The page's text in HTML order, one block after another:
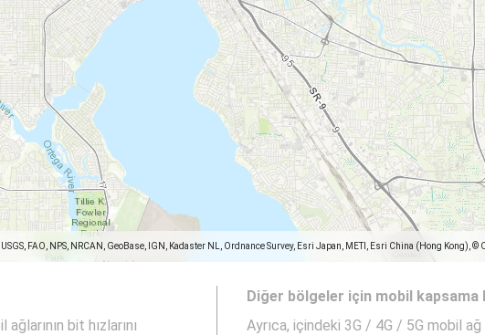
FAO, NPS, NRCAN, GeoBase, IGN, Kadaster NL, Ordnance Survey, Esri Japan, METI, Esri China (Hong Kong),
bit hızlarını
Diğer bölgeler için mobil kapsama
Ayrıca, içindeki 3G / 4G / 5G mobil ağ